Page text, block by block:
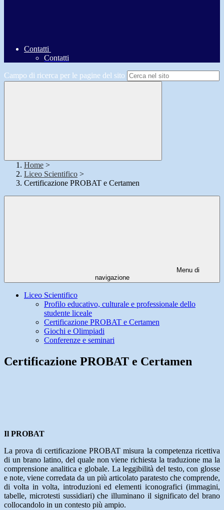
Contatti
Contatti
Campo di ricerca per le pagine del sito
Home >
Liceo Scientifico >
Certificazione PROBAT e Certamen
Menu di
navigazione
Liceo Scientifico
Profilo educativo, culturale e professionale dello
studente liceale
Certificazione PROBAT e Certamen
Giochi e Olimpiadi
Conferenze e seminari
Certificazione PROBAT e Certamen
Il PROBAT
La prova di certificazione PROBAT misura la competenza ricettiva
di un brano latino, del quale non viene richiesta la traduzione ma la
comprensione analitica e globale. La leggibilità del testo, con glosse
e note, viene corredata da un più articolato paratesto che comprende,
di volta in volta, introduzioni ed elementi iconografici (immagini,
tabelle, microtesti sussidiari) che illuminano il significato del brano
collocandolo in un contesto più ampio.